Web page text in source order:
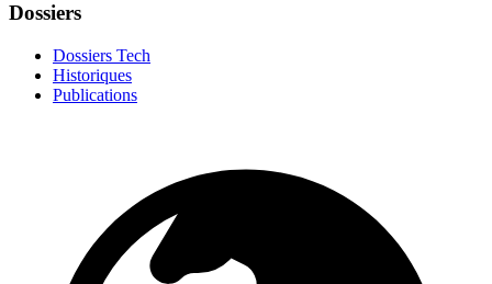
Dossiers
Dossiers Tech
Historiques
Publications